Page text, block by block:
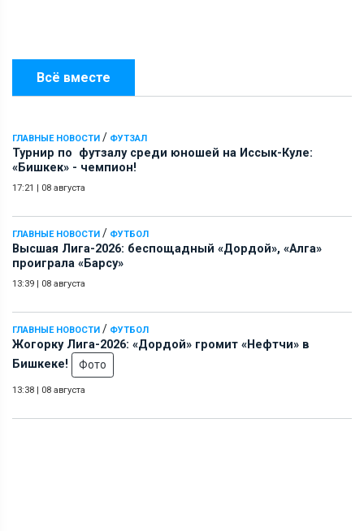
Всё вместе
ГЛАВНЫЕ НОВОСТИ / ФУТЗАЛ
Турнир по футзалу среди юношей на Иссык-Куле:
«Бишкек» - чемпион!
17:21 | 08 августа
ГЛАВНЫЕ НОВОСТИ / ФУТБОЛ
Высшая Лига-2026: беспощадный «Дордой», «Алга»
проиграла «Барсу»
13:39 | 08 августа
ГЛАВНЫЕ НОВОСТИ / ФУТБОЛ
Жогорку Лига-2026: «Дордой» громит «Нефтчи» в
Бишкеке!
Фото
13:38 | 08 августа